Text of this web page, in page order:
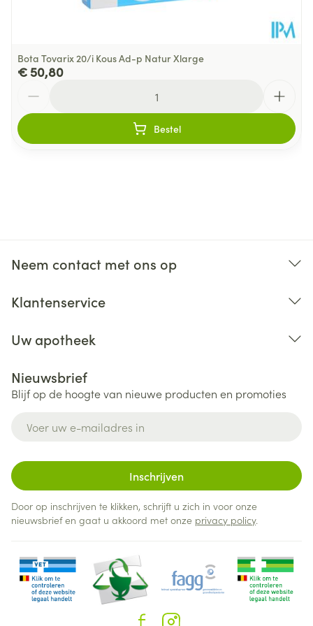
Bota Tovarix 20/i Kous Ad-p Natur Xlarge
€ 50,80
Bestel
Neem contact met ons op
Klantenservice
Uw apotheek
Nieuwsbrief
Blijf op de hoogte van nieuwe producten en promoties
Inschrijven
Door op inschrijven te klikken, schrijft u zich in voor onze
nieuwsbrief en gaat u akkoord met onze privacy policy.